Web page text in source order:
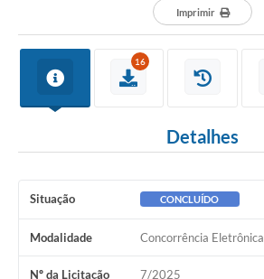
Imprimir
16
Detalhes
Situação CONCLUÍDO
Modalidade Concorrência Eletrônica
Nº da Licitação 7/2025